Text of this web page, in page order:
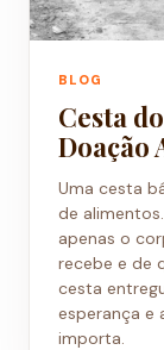
BLOG
Cesta
Doação
Uma cesta
de
apenas o
recebe e de
cesta
esperança e
importa.